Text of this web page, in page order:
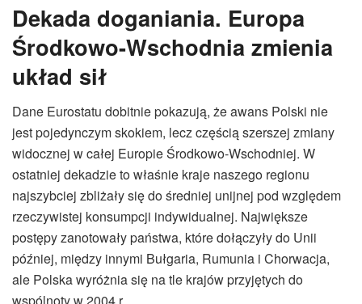
Dekada doganiania. Europa
Środkowo-Wschodnia zmienia
układ sił
Dane Eurostatu dobitnie pokazują, że awans Polski nie
jest pojedynczym skokiem, lecz częścią szerszej zmiany
widocznej w całej Europie Środkowo-Wschodniej. W
ostatniej dekadzie to właśnie kraje naszego regionu
najszybciej zbliżały się do średniej unijnej pod względem
rzeczywistej konsumpcji indywidualnej. Największe
postępy zanotowały państwa, które dołączyły do Unii
później, między innymi Bułgaria, Rumunia i Chorwacja,
ale Polska wyróżnia się na tle krajów przyjętych do